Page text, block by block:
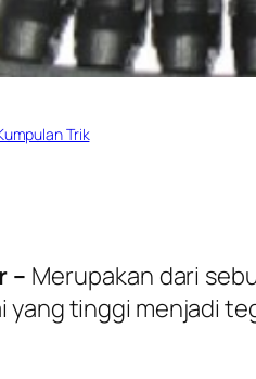
Trik
– Merupakan dari
yang tinggi menjadi